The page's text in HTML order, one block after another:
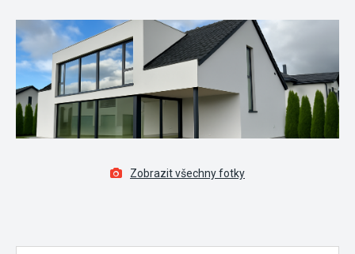
Zobrazit všechny fotky